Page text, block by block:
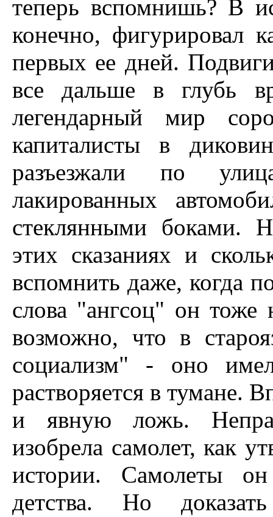
теперь вспомнишь? В
конечно, фигурировал
первых ее дней.
все дальше в глубь
легендарный мир
капиталисты в
разъезжали по
лакированных
стеклянными боками.
этих сказаниях и
вспомнить даже, когда
слова "ангсоц" он
возможно, что в
социализм" - оно
растворяется в тумане.
и явную ложь.
изобрела самолет, как
истории. Самолеты
детства. Но